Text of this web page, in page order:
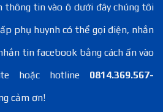
thông tin vào ô dưới đây chúng tôi
phụ huynh có thể gọi điện, nhắn
tin facebook bằng cách ấn vào
hoặc hotline 0814.369.567-
cảm ơn!